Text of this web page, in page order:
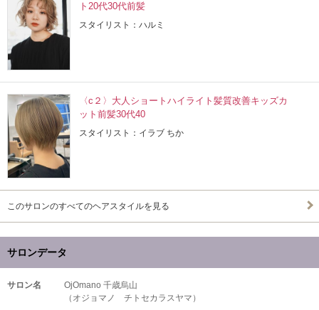
ト20代30代前髪
スタイリスト：ハルミ
〈c２〉大人ショートハイライト髪質改善キッズカ
ット前髪30代40
スタイリスト：イラブ ちか
このサロンのすべてのヘアスタイルを見る
サロンデータ
サロン名
OjOmano 千歳烏山
（オジョマノ チトセカラスヤマ）